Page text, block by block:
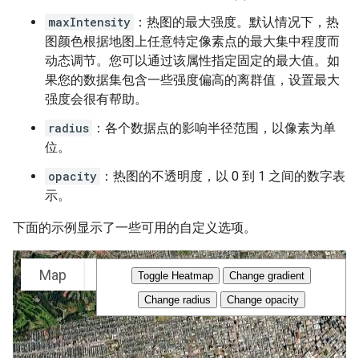
maxIntensity ：热图的最大强度。默认情况下，热
图颜色根据地图上任意特定像素点的最大集中程度而
动态调节。您可以通过该属性指定固定的最大值。如
果您的数据集包含一些强度偏高的离群值，设置最大
强度会很有帮助。
radius ：各个数据点的影响半径范围，以像素为单
位。
opacity ：热图的不透明度，以 0 到 1 之间的数字表
示。
下面的示例显示了一些可用的自定义选项。